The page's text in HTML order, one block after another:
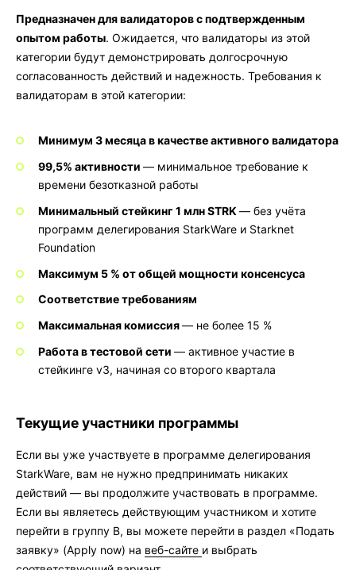
Предназначен для валидаторов с подтвержденным
опытом работы. Ожидается, что валидаторы из этой
категории будут демонстрировать долгосрочную
согласованность действий и надежность. Требования к
валидаторам в этой категории:
Минимум 3 месяца в качестве активного валидатора
99,5% активности — минимальное требование к
времени безотказной работы
Минимальный стейкинг 1 млн STRK — без учёта
программ делегирования StarkWare и Starknet
Foundation
Максимум 5 % от общей мощности консенсуса
Соответствие требованиям
Максимальная комиссия— не более 15 %
Работа в тестовой сети — активное участие в
стейкинге v3, начиная со второго квартала
Текущие участники программы
Если вы уже участвуете в программе делегирования
StarkWare, вам не нужно предпринимать никаких
действий — вы продолжите участвовать в программе.
Если вы являетесь действующим участником и хотите
перейти в группу B, вы можете перейти в раздел «Подать
заявку» (Apply now) на веб-сайте и выбрать